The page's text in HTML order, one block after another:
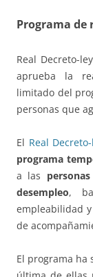
Programa
Real Decreto-
aprueba la
limitado del
personas que
El Real
programa
a las
desempleo,
empleabilidad
de
El programa ha